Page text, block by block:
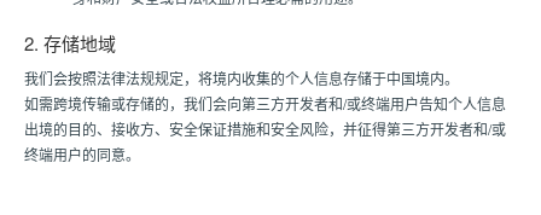
2. 存储地域
我们会按照法律法规规定，将境内收集的个人信息存储于中国境内。
如需跨境传输或存储的，我们会向第三方开发者和/或终端用户告知个人信息
出境的目的、接收方、安全保证措施和安全风险，并征得第三方开发者和/或
终端用户的同意。